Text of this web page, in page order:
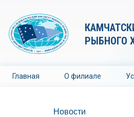
РЫБНОГО
Главная О филиале
Новости